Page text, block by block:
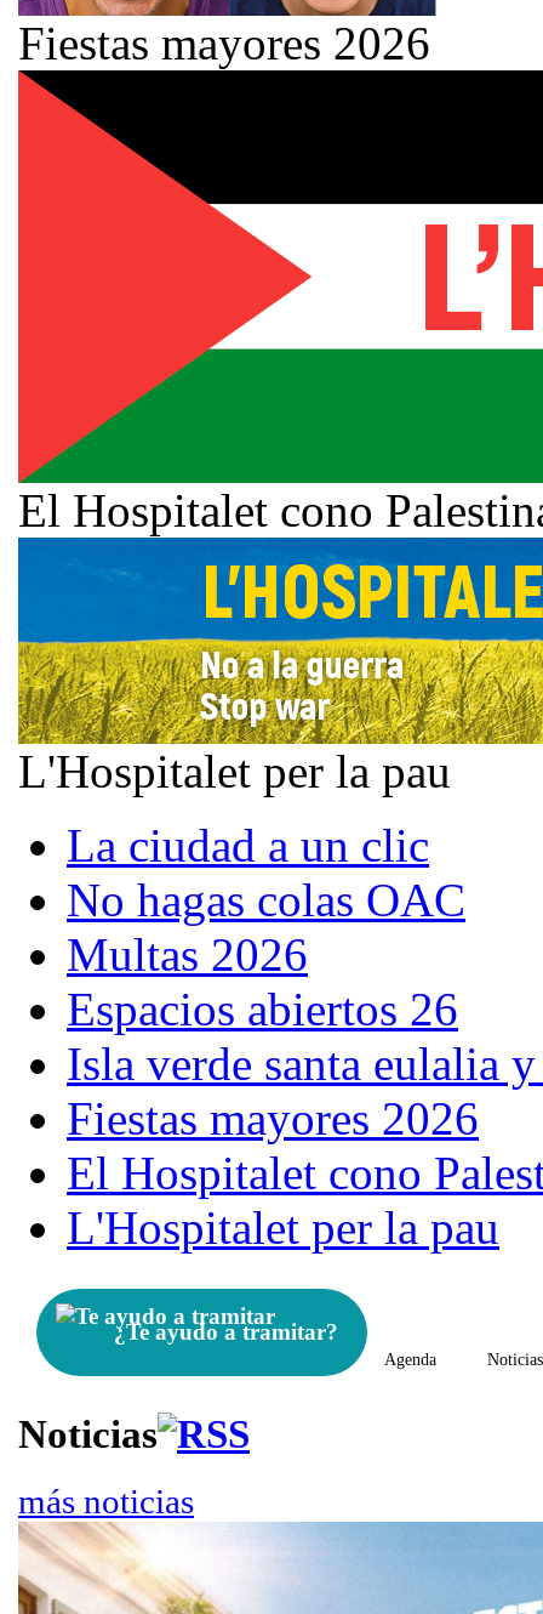
Fiestas mayores 2026
El Hospitalet cono
L'Hospitalet per la pau
La ciudad a un clic
No hagas colas OAC
Multas 2026
Espacios abiertos 26
Isla verde santa eulalia
Fiestas mayores 2026
El Hospitalet cono
L'Hospitalet per la pau
¿Te ayudo a tramitar?
Agenda Noticias
Noticias
más noticias